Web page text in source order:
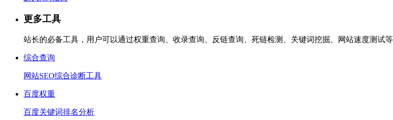
更多工具
站长的必备工具，用户可以通过权重查询、收录查询、反链查询、死链检测、关键词挖掘、网站速度测试
综合查询
网站SEO综合诊断工具
百度权重
百度关键词排名分析